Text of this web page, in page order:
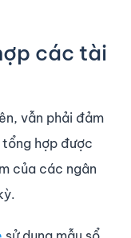
các tài
vẫn phải đảm
hợp được
của các ngân